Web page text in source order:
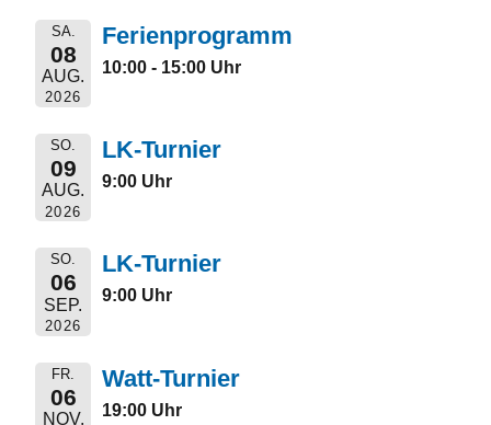
SA.
08
AUG.
2026
Ferienprogramm
10:00 - 15:00 Uhr
SO.
09
AUG.
2026
LK-Turnier
9:00 Uhr
SO.
06
SEP.
2026
LK-Turnier
9:00 Uhr
FR.
06
NOV.
Watt-Turnier
19:00 Uhr